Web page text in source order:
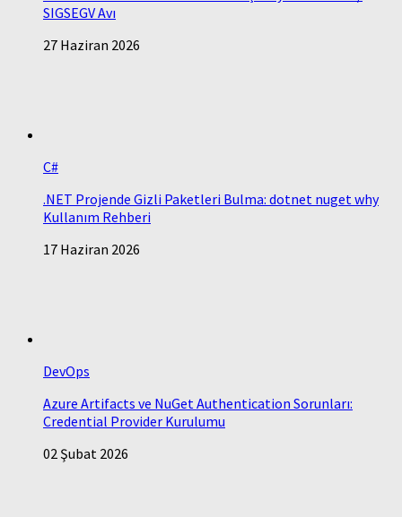
SIGSEGV Avı
27 Haziran 2026
C#
.NET Projende Gizli Paketleri Bulma: dotnet nuget why
Kullanım Rehberi
17 Haziran 2026
DevOps
Azure Artifacts ve NuGet Authentication Sorunları:
Credential Provider Kurulumu
02 Şubat 2026